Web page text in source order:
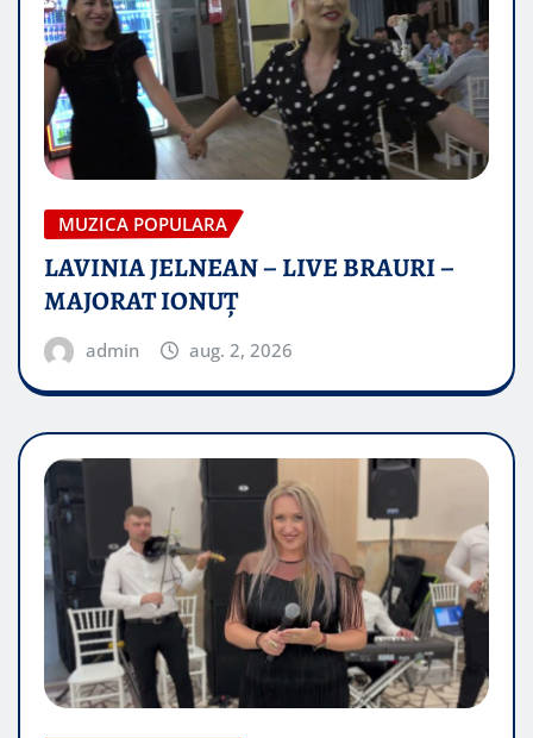
MUZICA POPULARA
LAVINIA JELNEAN – LIVE BRAURI –
MAJORAT IONUŢ
admin aug. 2, 2026